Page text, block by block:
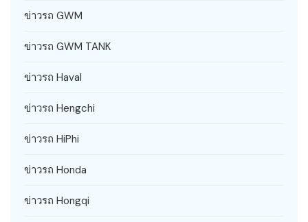
ข่าวรถ GWM
ข่าวรถ GWM TANK
ข่าวรถ Haval
ข่าวรถ Hengchi
ข่าวรถ HiPhi
ข่าวรถ Honda
ข่าวรถ Hongqi